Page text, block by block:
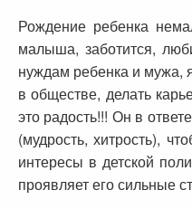
Рождение ребенка
малыша, заботится,
нуждам ребенка и мужа,
в обществе, делать
это радость!!! Он в
(мудрость, хитрость),
интересы в детской
проявляет его сильные